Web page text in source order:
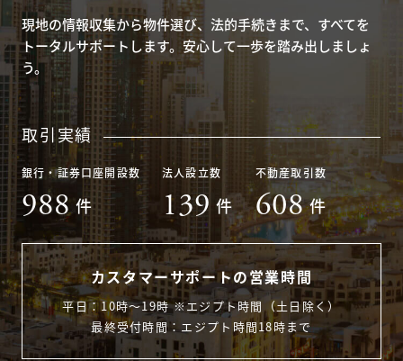
現地の情報収集から物件選び、法的手続きまで、すべてを
トータルサポートします。安心して一歩を踏み出しましょ
う。
取引実績
銀行・証券口座開設数
988 件
法人設立数
139 件
不動産取引数
608 件
カスタマーサポートの営業時間
平日：10時〜19時 ※エジプト時間（土日除く）
最終受付時間：エジプト時間18時まで